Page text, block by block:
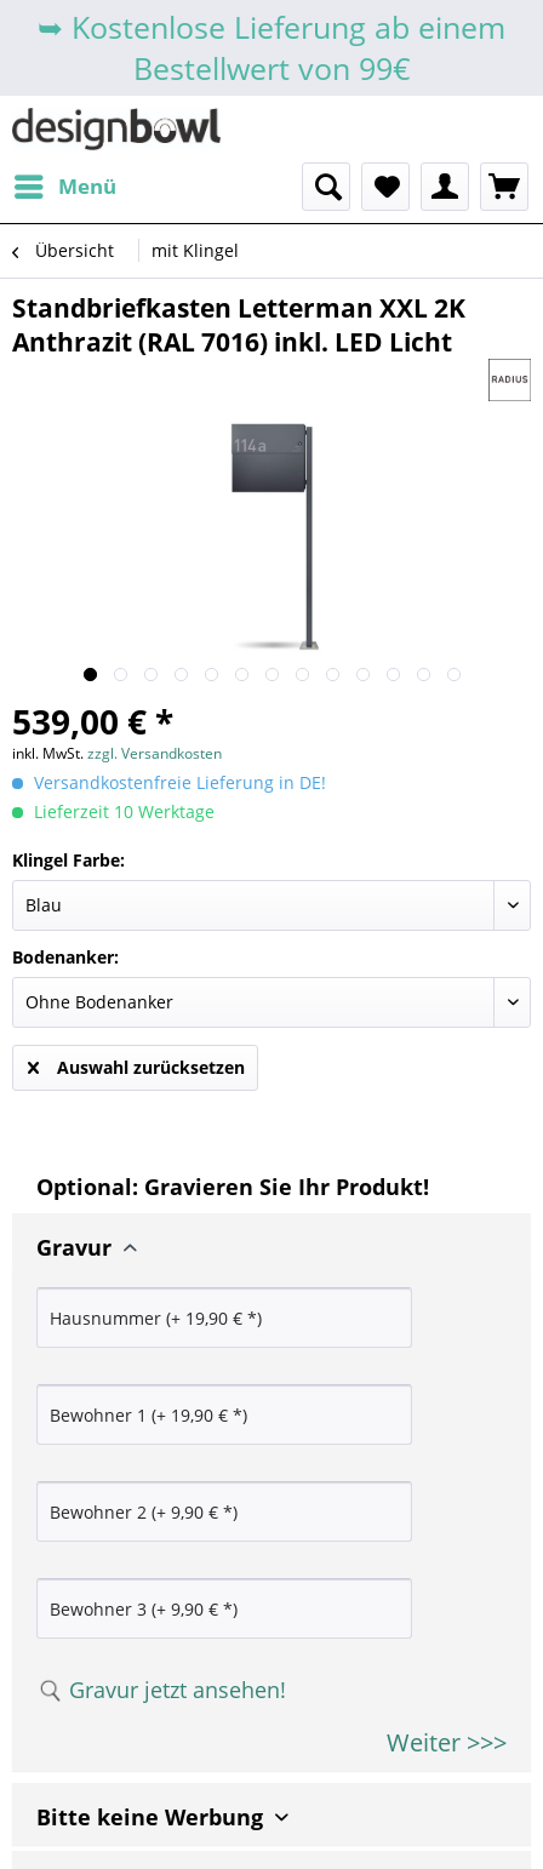
➥ Kostenlose Lieferung ab einem
Bestellwert von 99€
Menü
Übersicht mit Klingel
Standbriefkasten Letterman XXL 2K
Anthrazit (RAL 7016) inkl. LED Licht
539,00 € *
inkl. MwSt.zzgl. Versandkosten
Versandkostenfreie Lieferung in DE!
Lieferzeit 10 Werktage
Klingel Farbe:
Bodenanker:
Auswahl zurücksetzen
Optional: Gravieren Sie Ihr Produkt!
Gravur
Gravur jetzt ansehen!
Weiter >>>
Bitte keine Werbung